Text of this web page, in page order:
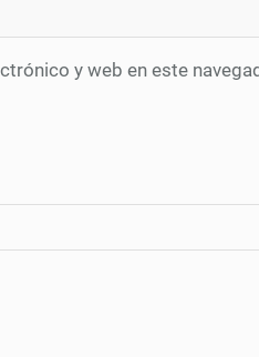
y web en este